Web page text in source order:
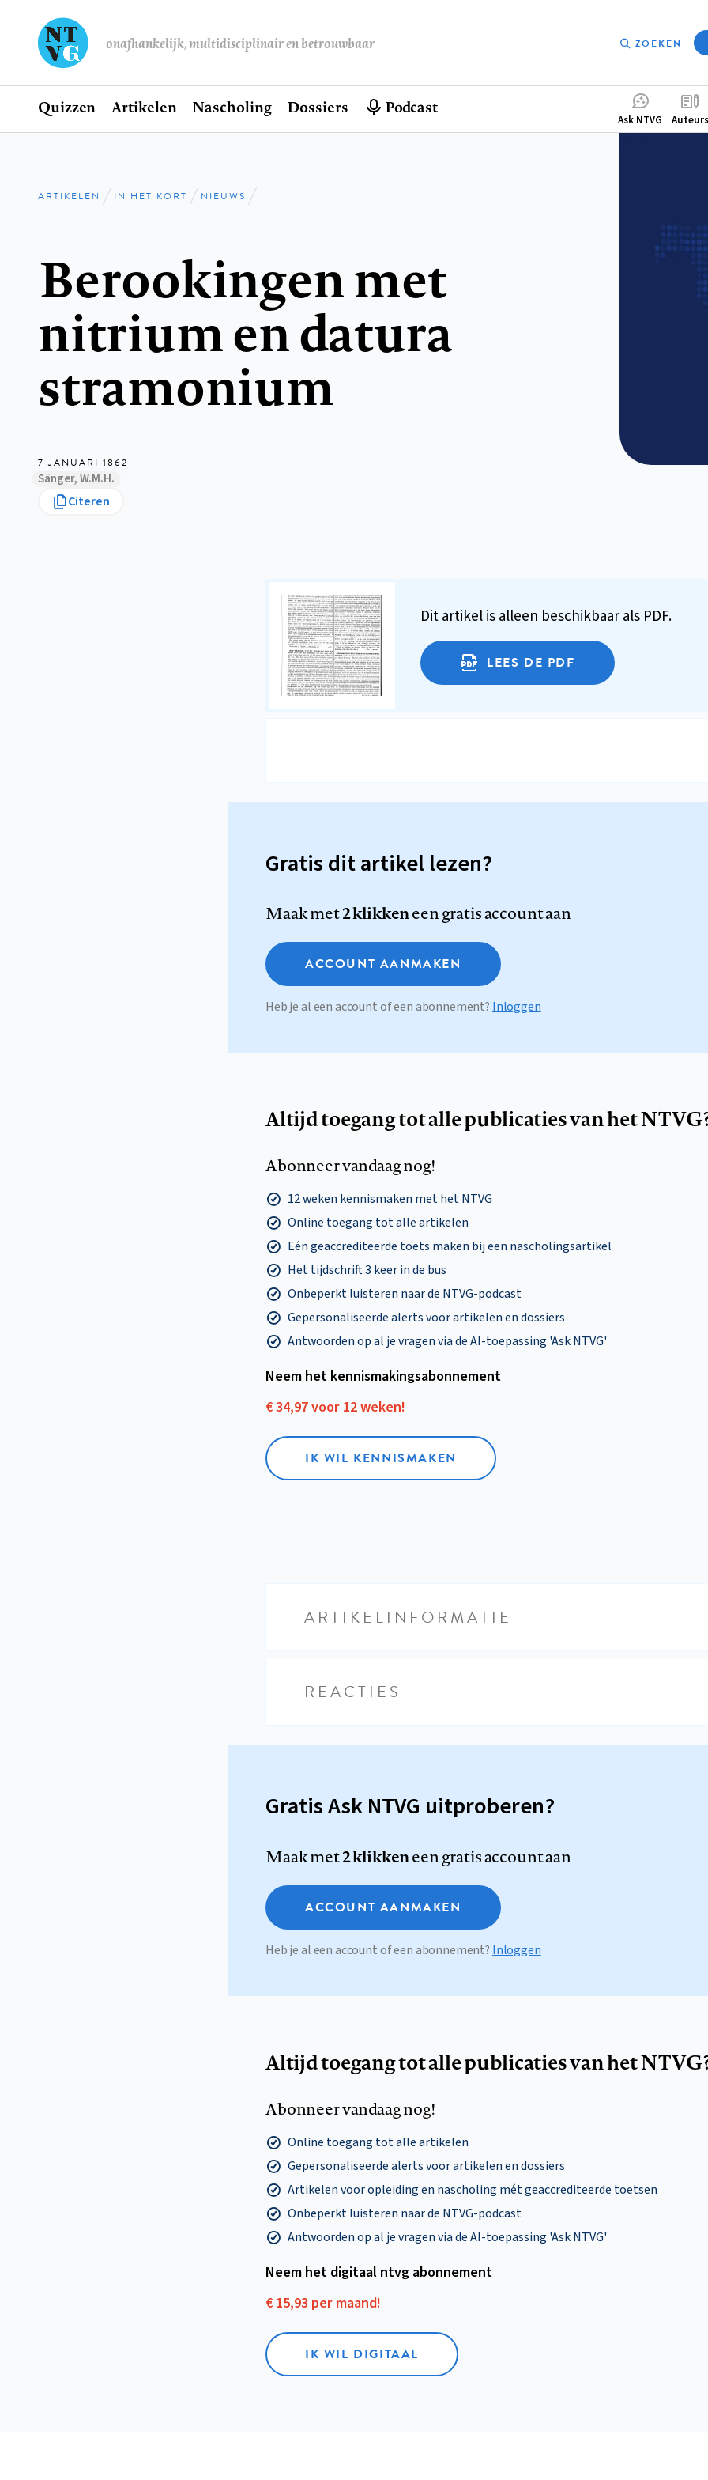
onafhankelijk, multidisciplinair en betrouwbaar ZOEKEN
Hoofdnavigatie
Home
Quizzen Artikelen Nascholing Dossiers Podcast
Ask NTVG Auteurs
Kruimelpad
ARTIKELEN IN HET KORT NIEUWS
Berookingen met
nitrium en datura
stramonium
7 JANUARI 1862
Sänger, W.M.H.
Citeren
Dit artikel is alleen beschikbaar als PDF.
LEES DE PDF
Gratis dit artikel lezen?
Maak met2 klikkeneen gratis account aan
ACCOUNT AANMAKEN
Heb je al een account of een abonnement? Inloggen
Altijd toegang tot alle publicaties van het
Abonneer vandaag nog!
12 weken kennismaken met het NTVG
Online toegang tot alle artikelen
Eén geaccrediteerde toets maken bij een nascholingsartikel
Het tijdschrift 3 keer in de bus
Onbeperkt luisteren naar de NTVG-podcast
Gepersonaliseerde alerts voor artikelen en dossiers
Antwoorden op al je vragen via de AI-toepassing 'Ask NTVG'
Neem het kennismakings­abonnement
€ 34,97 voor 12 weken!
IK WIL KENNISMAKEN
ARTIKELINFORMATIE
REACTIES
Gratis Ask NTVG uitproberen?
Maak met2 klikkeneen gratis account aan
ACCOUNT AANMAKEN
Heb je al een account of een abonnement? Inloggen
Altijd toegang tot alle publicaties van het
Abonneer vandaag nog!
Online toegang tot alle artikelen
Gepersonaliseerde alerts voor artikelen en dossiers
Artikelen voor opleiding en nascholing mét geaccrediteerde toetsen
Onbeperkt luisteren naar de NTVG-podcast
Antwoorden op al je vragen via de AI-toepassing 'Ask NTVG'
Neem het digitaal ntvg abonnement
€ 15,93 per maand!
IK WIL DIGITAAL